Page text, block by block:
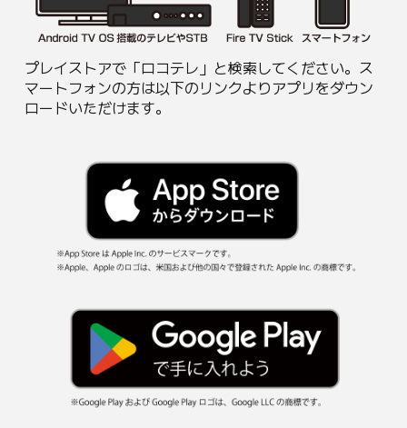
プレイストアで「ロコテレ」と検索してください。ス
マートフォンの方は以下のリンクよりアプリをダウン
ロードいただけます。